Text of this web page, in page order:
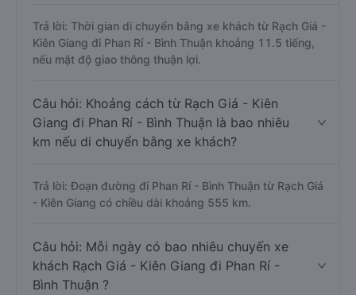
Trả lời: Thời gian di chuyển bằng xe khách từ Rạch Giá -
Kiên Giang đi Phan Rí - Bình Thuận khoảng 11.5 tiếng,
nếu mật độ giao thông thuận lợi.
Câu hỏi: Khoảng cách từ Rạch Giá - Kiên
Giang đi Phan Rí - Bình Thuận là bao nhiêu
km nếu di chuyển bằng xe khách?
Trả lời: Đoạn đường đi Phan Rí - Bình Thuận từ Rạch Giá
- Kiên Giang có chiều dài khoảng 555 km.
Câu hỏi: Mỗi ngày có bao nhiêu chuyến xe
khách Rạch Giá - Kiên Giang đi Phan Rí -
Bình Thuận ?